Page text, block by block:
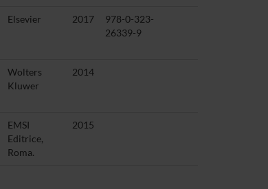
Elsevier 2017
978-0-323-
26339-9
Wolters
Kluwer
2014
EMSI
Editrice,
Roma.
2015